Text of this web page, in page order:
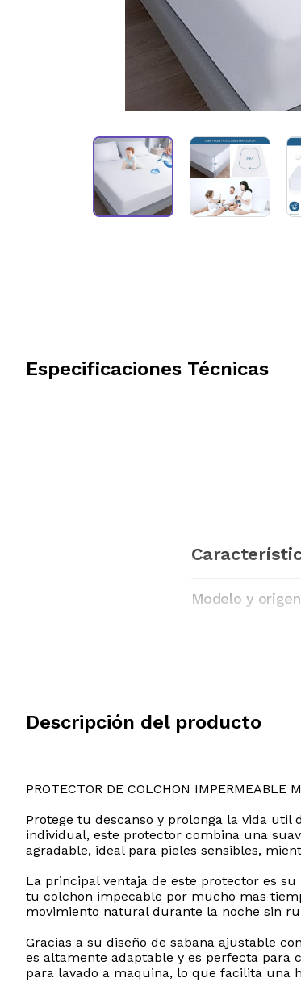
Especificaciones Técnicas
Modelo y origen
Descripción del producto
PROTECTOR DE COLCHON IMPERMEABLE
Protege tu descanso y prolonga la vida
individual, este protector combina una
agradable, ideal para pieles sensibles,
La principal ventaja de este protector es
tu colchon impecable por mucho mas
movimiento natural durante la noche sin
Gracias a su diseño de sabana ajustable
es altamente adaptable y es perfecta para
para lavado a maquina, lo que facilita una